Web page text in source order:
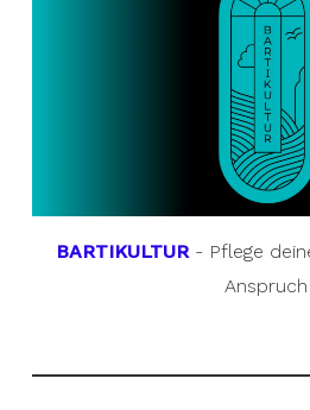
BARTIKULTUR- Pflege
Anspruch